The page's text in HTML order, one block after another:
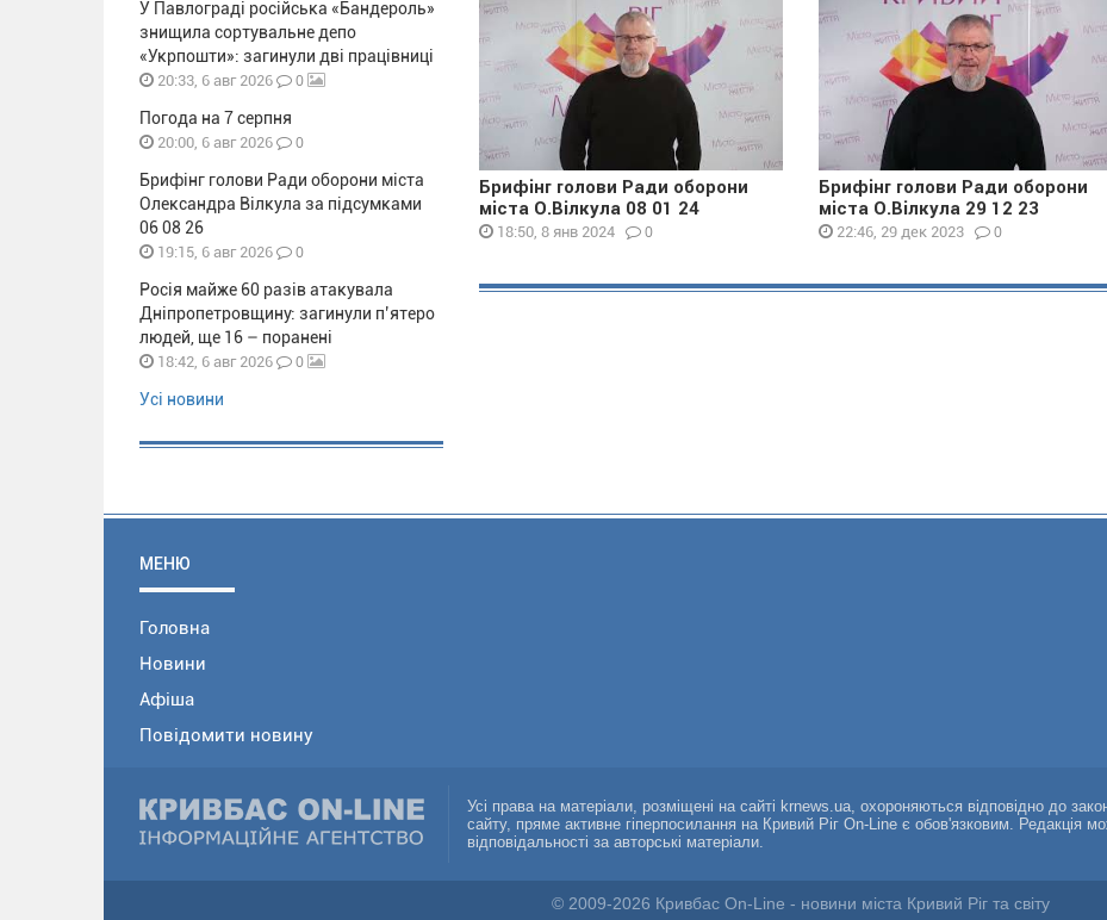
У Павлограді російська «Бандероль»
знищила сортувальне депо
«Укрпошти»: загинули дві працівниці
20:33, 6 авг 2026 0
Погода на 7 серпня
20:00, 6 авг 2026 0
Брифінг голови Ради оборони міста
Олександра Вілкула за підсумками
06 08 26
19:15, 6 авг 2026 0
Росія майже 60 разів атакувала
Дніпропетровщину: загинули п’ятеро
людей, ще 16 – поранені
18:42, 6 авг 2026 0
Усі новини
Брифінг голови Ради оборони
міста О.Вілкула 08 01 24
18:50, 8 янв 2024 0
Брифінг голови Ради оборони
міста О.Вілкула 29 12 23
22:46, 29 дек 2023 0
МЕНЮ
Головна
Новини
Афіша
Повідомити новину
Усі права на матеріали, розміщені на сайті krnews.ua, охороняються відповідно до
сайту, пряме активне гіперпосилання на Кривий Ріг On-Line є обов'язковим. Редакція
відповідальності за авторські матеріали.
© 2009-2026 Кривбас On-Line - новини міста Кривий Ріг та світу